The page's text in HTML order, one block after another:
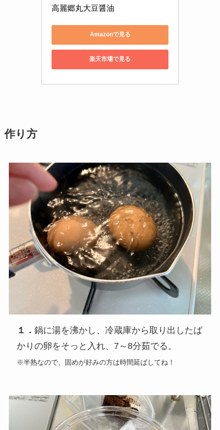
高麗郷丸大豆醤油
Amazonで見る
楽天市場で見る
作り方
１．鍋に湯を沸かし、冷蔵庫から取り出したば
かりの卵をそっと入れ、7～8分茹でる。
※半熟なので、固めが好みの方は時間延ばしてね！